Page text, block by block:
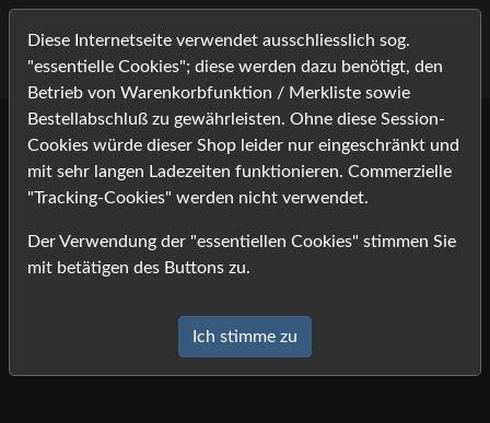
Warenkorb
Diese Internetseite verwendet ausschliesslich sog.
"essentielle Cookies"; diese werden dazu benötigt, den
Betrieb von Warenkorbfunktion / Merkliste sowie
Bestellabschluß zu gewährleisten. Ohne diese Session-
Cookies würde dieser Shop leider nur eingeschränkt und
mit sehr langen Ladezeiten funktionieren. Commerzielle
"Tracking-Cookies" werden nicht verwendet.
Der Verwendung der "essentiellen Cookies" stimmen Sie
mit betätigen des Buttons zu.
Ich stimme zu